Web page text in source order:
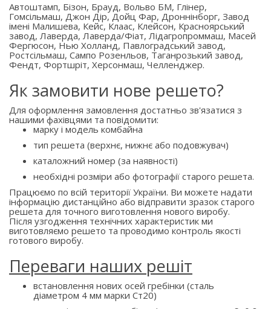
Автоштамп, Бізон, Брауд, Вольво БМ, Глінер,
Гомсільмаш, Джон Дір, Дойц Фар, Дроннінборг, Завод
імені Малишева, Кейс, Клаас, Клейсон, Красноярський
завод, Лаверда, Лаверда/Фіат, Лідагропроммаш, Масей
Фергюсон, Нью Холланд, Павлоградський завод,
Ростсільмаш, Сампо Розенльов, Таганрозький завод,
Фендт, Фортшріт, Херсонмаш, Челленджер.
Як замовити нове решето?
Для оформлення замовлення достатньо зв'язатися з
нашими фахівцями та повідомити:
марку і модель комбайна
тип решета (верхнє, нижнє або подовжувач)
каталожний номер (за наявності)
необхідні розміри або фотографії старого решета.
Працюємо по всій території України. Ви можете надати
інформацію дистанційно або відправити зразок старого
решета для точного виготовлення нового виробу.
Після узгодження технічних характеристик ми
виготовляємо решето та проводимо контроль якості
готового виробу.
Переваги наших решіт
встановлення нових осей гребінки (сталь
діаметром 4 мм марки Ст20)